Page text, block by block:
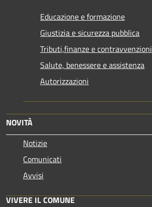
Educazione e formazione
Giustizia e sicurezza pubblica
Tributi,finanze e contravvenzioni
Salute, benessere e assistenza
Autorizzazioni
NOVITÀ
Notizie
Comunicati
Avvisi
VIVERE IL COMUNE